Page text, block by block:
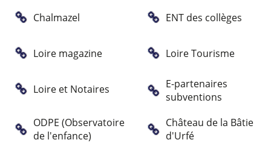
Chalmazel ENT des collèges
Loire magazine Loire Tourisme
Loire et Notaires
E-partenaires
subventions
ODPE (Observatoire
de l'enfance)
Château de la Bâtie
d'Urfé